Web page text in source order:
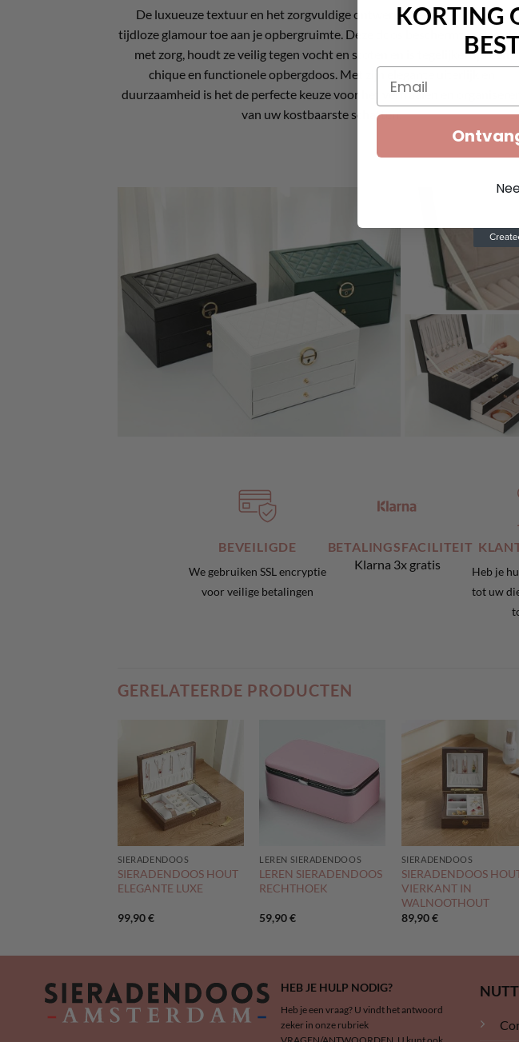
De luxueuze textuur en het zorgvuldige ontwerp voegen een vleugje
tijdloze glamour toe aan je opbergruimte. Deze doos beschermt je
met zorg, houdt ze veilig tegen vocht en stoten en is tegelijkertijd een
chique en functionele opbergdoos. Met zijn elegante uiterlijk en
duurzaamheid is het de perfecte keuze voor het verfraaien en organiseren
van uw kostbaarste schatten.
BEVEILIGDE
We gebruiken SSL encryptie
voor veilige betalingen
BETALINGSFACILITEIT
Klarna 3x gratis
Heb je
tot uw
GERELATEERDE PRODUCTEN
SIERADENDOOS
SIERADENDOOS HOUT
ELEGANTE LUXE
99,90€
LEREN SIERADENDOOS
LEREN SIERADENDOOS
RECHTHOEK
59,90€
SIERADENDOOS
SIERADENDOOS
VIERKANT IN
WALNOOTHOUT
89,90€
HEB JE HULP NODIG?
Heb je een vraag? U vindt het antwoord
zeker in onze rubriek
KORTING
Email